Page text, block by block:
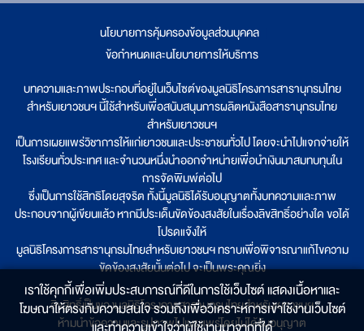
นโยบายการคุ้มครองข้อมูลส่วนบุคคล
ข้อกำหนดและนโยบายการให้บริการ
บทความและภาพประกอบที่อยู่ในเว็บไซต์ของมูลนิธิโครงการสารานุกรมไทย
สำหรับเยาวชนฯ นี้ใช้สำหรับเพื่อสนับสนุนการผลิตหนังสือสารานุกรมไทย
สำหรับเยาวชนฯ
เป็นการเผยแพร่วิชาการให้แก่เยาวชนและประชาชนทั่วไป โดยจะนำไปแจกจ่ายให้
โรงเรียนทั่วประเทศ และจำนวนหนึ่งนำออกจำหน่ายเพื่อนำเงินมาสมทบทุนใน
การจัดพิมพ์ต่อไป
ซึ่งเป็นการใช้สิทธิโดยสุจริต ทั้งนี้มูลนิธิได้รับอนุญาตทั้งบทความและภาพ
ประกอบจากผู้เขียนแล้ว หากมีประเด็นขัดข้องสงสัยในเรื่องลิขสิทธิ์อย่างใด ขอได้
โปรดแจ้งให้
มูลนิธิโครงการสารานุกรมไทยสำหรับเยาวชนฯ ทราบเพื่อพิจารณาแก้ไขความ
ขัดข้องสงสัยนั้นต่อไป จะเป็นพระคุณยิ่ง
ลิขสิทธิ์เป็นของมูลนิธิโครงการสารานุกรมไทยสำหรับเยาวชนฯ
ห้ามนำข้อความและรูปภาพไปเผยแพร่โดยไม่ได้รับอนุญาต
เราใช้คุกกี้เพื่อเพิ่มประสบการณ์ที่ดีในการใช้เว็บไซต์ แสดงเนื้อหาและ
โฆษณาให้ตรงกับความสนใจ รวมถึงเพื่อวิเคราะห์การเข้าใช้งานเว็บไซต์